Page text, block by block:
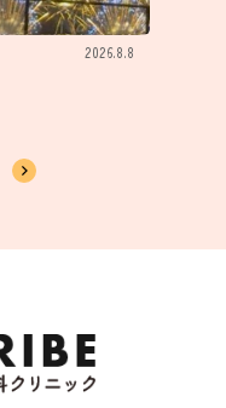
2026.8.8